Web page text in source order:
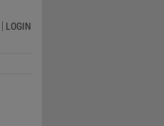
LOGIN